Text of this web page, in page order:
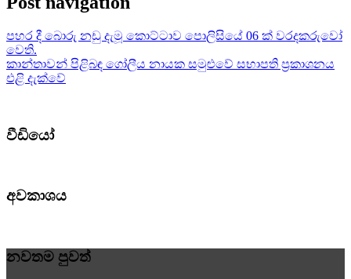
පහර දී බොරු නඩු දැමූ කොට්ටාව පොලිසියේ 06 ක් වරදකරුවෝ
වෙති.
කාන්තාවන් පිළිබඳ ගෝලීය නායක සමුළුවේ සභාපති ප්‍රකාශනය
එළි දැක්වේ
වීඩියෝ
අවකාශය
නවතම පුවත්